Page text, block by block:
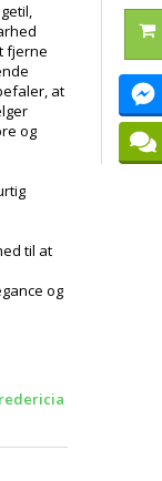
fjerne
at
og
til at
og